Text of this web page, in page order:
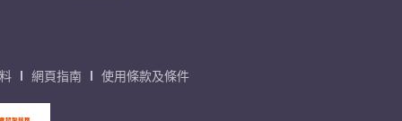
網頁指南 使用條款及條件